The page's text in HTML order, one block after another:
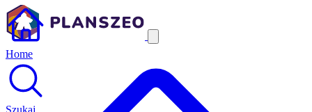
Home
Szukaj